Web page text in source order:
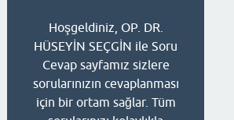
Hoşgeldiniz, OP. DR.
HÜSEYİN SEÇGİN ile Soru
Cevap sayfamız sizlere
sorularınızın cevaplanması
için bir ortam sağlar. Tüm